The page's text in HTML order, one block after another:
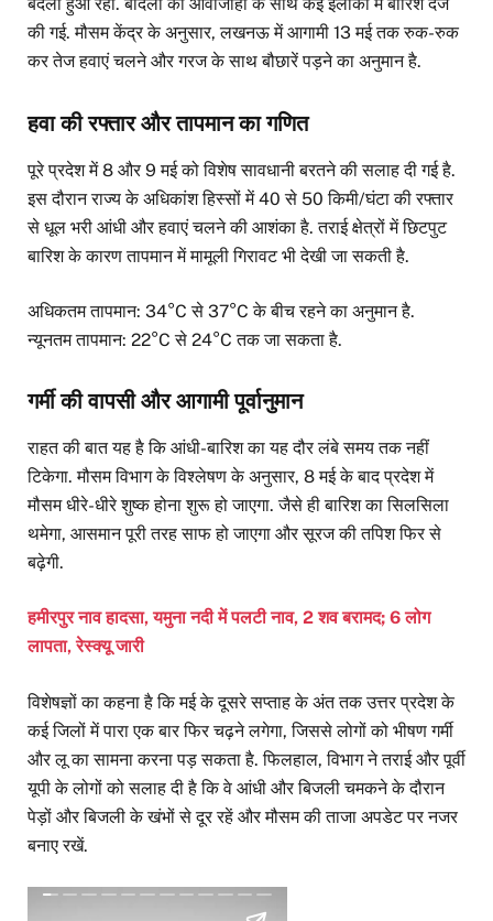
बदला हुआ रहा. बादलों की आवाजाही के साथ कई इलाकों में बारिश दर्ज
की गई. मौसम केंद्र के अनुसार, लखनऊ में आगामी 13 मई तक रुक-रुक
कर तेज हवाएं चलने और गरज के साथ बौछारें पड़ने का अनुमान है.
हवा की रफ्तार और तापमान का गणित
पूरे प्रदेश में 8 और 9 मई को विशेष सावधानी बरतने की सलाह दी गई है.
इस दौरान राज्य के अधिकांश हिस्सों में 40 से 50 किमी/घंटा की रफ्तार
से धूल भरी आंधी और हवाएं चलने की आशंका है. तराई क्षेत्रों में छिटपुट
बारिश के कारण तापमान में मामूली गिरावट भी देखी जा सकती है.
अधिकतम तापमान: 34°C से 37°C के बीच रहने का अनुमान है.
न्यूनतम तापमान: 22°C से 24°C तक जा सकता है.
गर्मी की वापसी और आगामी पूर्वानुमान
राहत की बात यह है कि आंधी-बारिश का यह दौर लंबे समय तक नहीं
टिकेगा. मौसम विभाग के विश्लेषण के अनुसार, 8 मई के बाद प्रदेश में
मौसम धीरे-धीरे शुष्क होना शुरू हो जाएगा. जैसे ही बारिश का सिलसिला
थमेगा, आसमान पूरी तरह साफ हो जाएगा और सूरज की तपिश फिर से
बढ़ेगी.
हमीरपुर नाव हादसा, यमुना नदी में पलटी नाव, 2 शव बरामद; 6 लोग
लापता, रेस्क्यू जारी
विशेषज्ञों का कहना है कि मई के दूसरे सप्ताह के अंत तक उत्तर प्रदेश के
कई जिलों में पारा एक बार फिर चढ़ने लगेगा, जिससे लोगों को भीषण गर्मी
और लू का सामना करना पड़ सकता है. फिलहाल, विभाग ने तराई और पूर्वी
यूपी के लोगों को सलाह दी है कि वे आंधी और बिजली चमकने के दौरान
पेड़ों और बिजली के खंभों से दूर रहें और मौसम की ताजा अपडेट पर नजर
बनाए रखें.